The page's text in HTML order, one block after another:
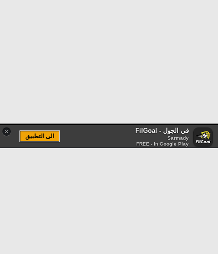
× في الجول - FilGoal
Sarmady
FREE - In Google Play
الى التطبيق